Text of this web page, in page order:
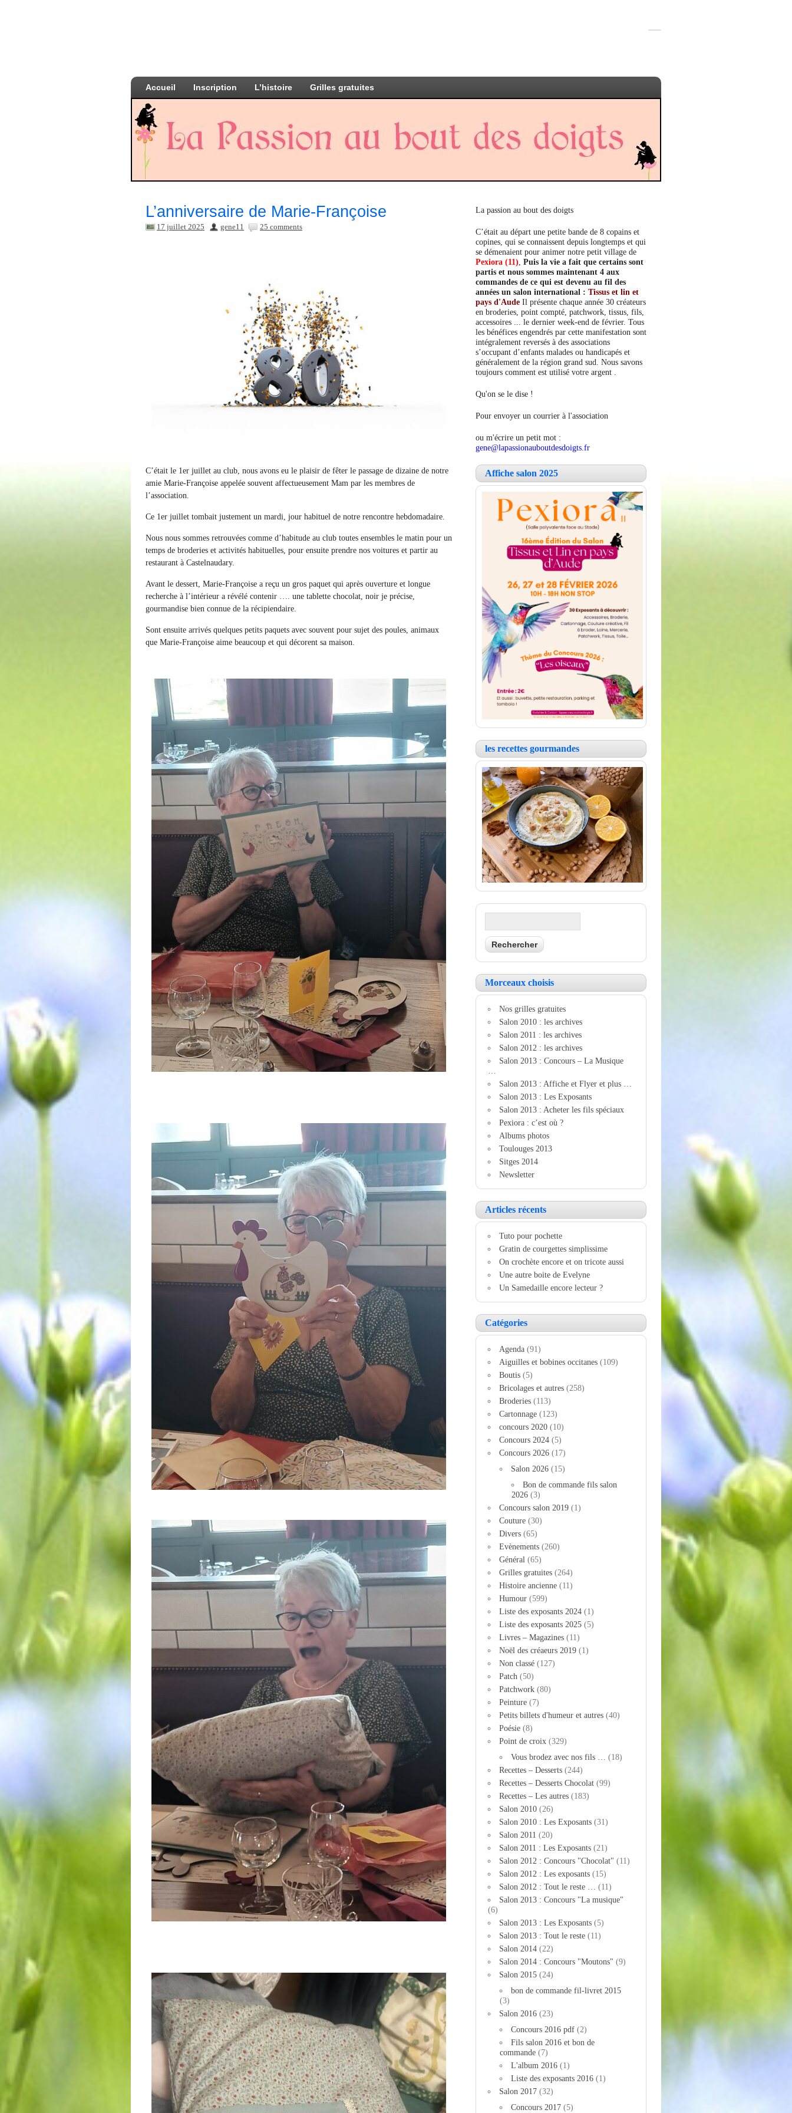
Accueil Inscription L’histoire Grilles gratuites
L’anniversaire de Marie-Françoise
17 juillet 2025 gene11 25 comments
C’était le 1er juillet au club, nous avons eu le plaisir de fêter le passage de dizaine de notre
amie Marie-Françoise appelée souvent affectueusement Mam par les membres de
l’association.
Ce 1er juillet tombait justement un mardi, jour habituel de notre rencontre hebdomadaire.
Nous nous sommes retrouvées comme d’habitude au club toutes ensembles le matin pour un
temps de broderies et activités habituelles, pour ensuite prendre nos voitures et partir au
restaurant à Castelnaudary.
Avant le dessert, Marie-Françoise a reçu un gros paquet qui après ouverture et longue
recherche à l’intérieur a révélé contenir …. une tablette chocolat, noir je précise,
gourmandise bien connue de la récipiendaire.
Sont ensuite arrivés quelques petits paquets avec souvent pour sujet des poules, animaux
que Marie-Françoise aime beaucoup et qui décorent sa maison.
La passion au bout des doigts
C’était au départ une petite bande de 8 copains et
copines, qui se connaissent depuis longtemps et qui
se démenaient pour animer notre petit village de
Pexiora (11) Puis la vie a fait que certains sont
partis et nous sommes maintenant 4 aux
commandes de ce qui est devenu au fil des
années un salon international : Tissus et lin et
pays d'Aude Il présente chaque année 30 créateurs
en broderies, point compté, patchwork, tissus, fils,
accessoires ... le dernier week-end de février. Tous
les bénéfices engendrés par cette manifestation sont
intégralement reversés à des associations
s’occupant d’enfants malades ou handicapés et
généralement de la région grand sud. Nous savons
toujours comment est utilisé votre argent .
Qu'on se le dise !
Pour envoyer un courrier à l'association
ou m'écrire un petit mot :
gene@lapassionauboutdesdoigts.fr
Affiche salon 2025
les recettes gourmandes
Morceaux choisis
Nos grilles gratuites
Salon 2010 : les archives
Salon 2011 : les archives
Salon 2012 : les archives
Salon 2013 : Concours – La Musique
Salon 2013 : Affiche et Flyer et plus …
Salon 2013 : Les Exposants
Salon 2013 : Acheter les fils spéciaux
Pexiora : c’est où ?
Albums photos
Toulouges 2013
Sitges 2014
Newsletter
Articles récents
Tuto pour pochette
Gratin de courgettes simplissime
On crochète encore et on tricote aussi
Une autre boite de Evelyne
Un Samedaille encore lecteur ?
Catégories
Agenda (91)
Aiguilles et bobines occitanes (109)
Boutis (5)
Bricolages et autres (258)
Broderies (113)
Cartonnage (123)
concours 2020 (10)
Concours 2024 (5)
Concours 2026 (17)
Salon 2026 (15)
Bon de commande fils salon
2026 (3)
Concours salon 2019 (1)
Couture (30)
Divers (65)
Evènements (260)
Général (65)
Grilles gratuites (264)
Histoire ancienne (11)
Humour (599)
Liste des exposants 2024 (1)
Liste des exposants 2025 (5)
Livres – Magazines (11)
Noël des créaeurs 2019 (1)
Non classé (127)
Patch (50)
Patchwork (80)
Peinture (7)
Petits billets d'humeur et autres (40)
Poésie (8)
Point de croix (329)
Vous brodez avec nos fils …
(18)
Recettes – Desserts (244)
Recettes – Desserts Chocolat (99)
Recettes – Les autres (183)
Salon 2010 (26)
Salon 2010 : Les Exposants (31)
Salon 2011 (20)
Salon 2011 : Les Exposants (21)
Salon 2012 : Concours "Chocolat" (11)
Salon 2012 : Les exposants (15)
Salon 2012 : Tout le reste …
(11)
Salon 2013 : Concours "La musique"
(6)
Salon 2013 : Les Exposants (5)
Salon 2013 : Tout le reste (11)
Salon 2014 (22)
Salon 2014 : Concours "Moutons" (9)
Salon 2015 (24)
bon de commande fil-livret 2015
(3)
Salon 2016 (23)
Concours 2016 pdf (2)
Fils salon 2016 et bon de
commande (7)
L'album 2016 (1)
Liste des exposants 2016 (1)
Salon 2017 (32)
Concours 2017 (5)